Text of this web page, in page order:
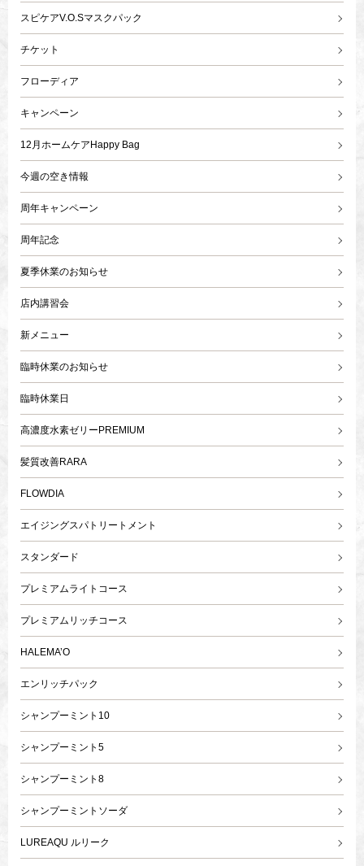
スピケアV.O.Sマスクパック
チケット
フローディア
キャンペーン
12月ホームケアHappy Bag
今週の空き情報
周年キャンペーン
周年記念
夏季休業のお知らせ
店内講習会
新メニュー
臨時休業のお知らせ
臨時休業日
高濃度水素ゼリーPREMIUM
髪質改善RARA
FLOWDIA
エイジングスパトリートメント
スタンダード
プレミアムライトコース
プレミアムリッチコース
HALEMA’O
エンリッチパック
シャンプーミント10
シャンプーミント5
シャンプーミント8
シャンプーミントソーダ
LUREAQU ルリーク